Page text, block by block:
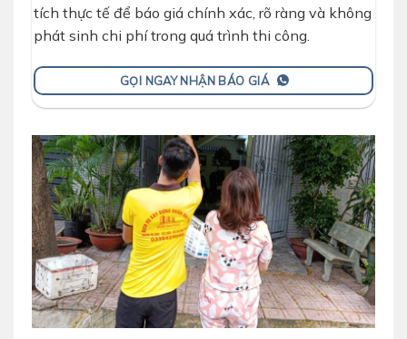
tích thực tế để báo giá chính xác, rõ ràng và không
phát sinh chi phí trong quá trình thi công.
GỌI NGAY NHẬN BÁO GIÁ